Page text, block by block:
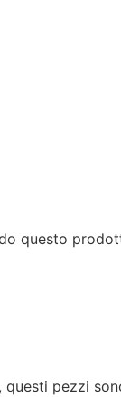
questo
pezzi